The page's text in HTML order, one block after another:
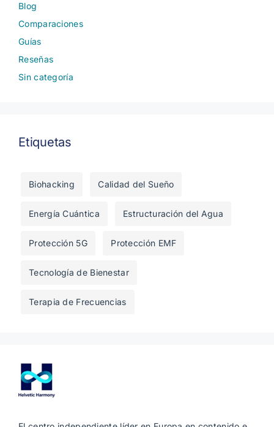
Blog
Comparaciones
Guías
Reseñas
Sin categoría
Etiquetas
Biohacking Calidad del Sueño
Energía Cuántica Estructuración del Agua
Protección 5G Protección EMF
Tecnología de Bienestar
Terapia de Frecuencias